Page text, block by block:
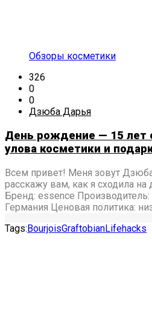
Обзоры косметики
326
0
0
Дзюба Дарья
День рождение — 15 лет
улова косметики и
Всем привет! Меня зовут
расскажу вам, как я сходила
Бренд: essence Производитель:
Германия Ценовая политика:
Tags:BourjoisGraftobianLifehacks